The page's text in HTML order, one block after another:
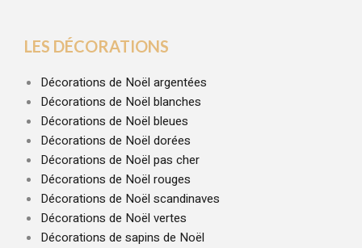
LES DÉCORATIONS
Décorations de Noël argentées
Décorations de Noël blanches
Décorations de Noël bleues
Décorations de Noël dorées
Décorations de Noël pas cher
Décorations de Noël rouges
Décorations de Noël scandinaves
Décorations de Noël vertes
Décorations de sapins de Noël